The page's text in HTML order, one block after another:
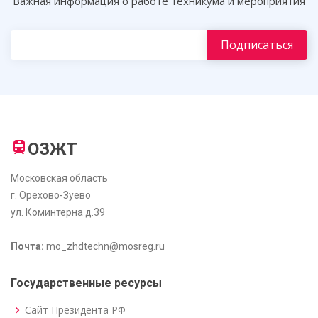
ОЗЖТ
Московская область
г. Орехово-Зуево
ул. Коминтерна д.39
Почта: mo_zhdtechn@mosreg.ru
Государственные ресурсы
Сайт Президента РФ